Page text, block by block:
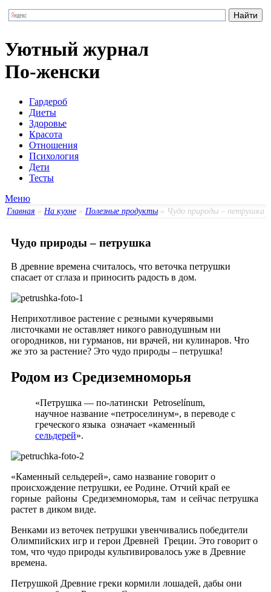
Уютный журнал
По-женски
Гардероб
Диеты
Здоровье
Красота
Отношения
Психология
Дети
Тесты
Меню
Главная » На кухне» Полезные продукты» Чудо природы – петрушка
Чудо природы – петрушка
В древние времена считалось, что веточка петрушки
спасает от сглаза и приносить радость в дом.
Неприхотливое растение с резными кучерявыми
листочками не оставляет никого равнодушным ни
огородников, ни гурманов, ни врачей, ни кулинаров. Что
же это за растение? Это чудо природы – петрушка!
Родом из Средиземноморья
«Петрушка — по-латински Petroselínum,
научное название «петроселинум», в переводе с
греческого языка означает «каменный
сельдерей».
«Каменный сельдерей», само название говорит о
происхождение петрушки, ее Родине. Отчий край ее
горные районы Средиземноморья, там и сейчас петрушка
растет в диком виде.
Венками из веточек петрушки увенчивались победители
Олимпийских игр и герои Древней Греции. Это говорит о
том, что чудо природы культивировалось уже в Древние
времена.
Петрушкой Древние греки кормили лошадей, дабы они